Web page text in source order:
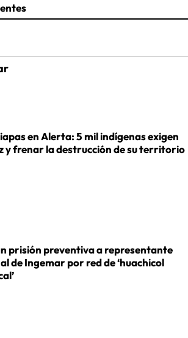
en Alerta: 5 mil indígenas exigen
y frenar la destrucción de su territorio
prisión preventiva a representante
de Ingemar por red de ‘huachicol